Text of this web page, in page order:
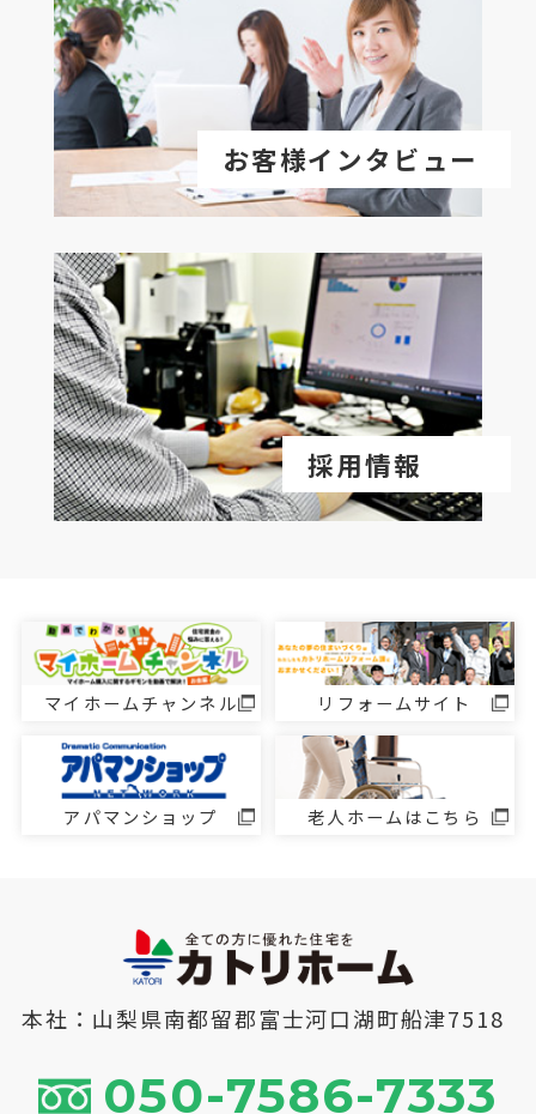
お客様インタビュー
採用情報
マイホームチャンネル リフォームサイト
アパマンショップ 老人ホームはこちら
本社：山梨県南都留郡富士河口湖町船津7518
050-7586-7333